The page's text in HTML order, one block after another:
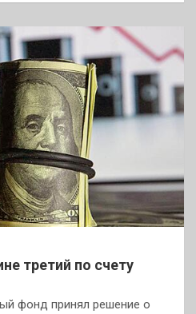
третий по счету
фонд принял решение о